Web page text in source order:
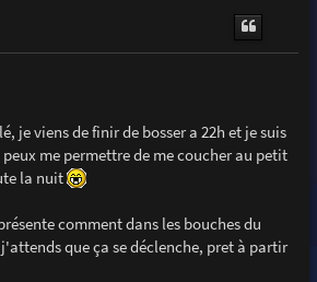
h
je viens de finir de bosser a 22h et je suis
me permettre de me coucher au petit
la nuit
comment dans les bouches du
que ça se déclenche, pret à partir